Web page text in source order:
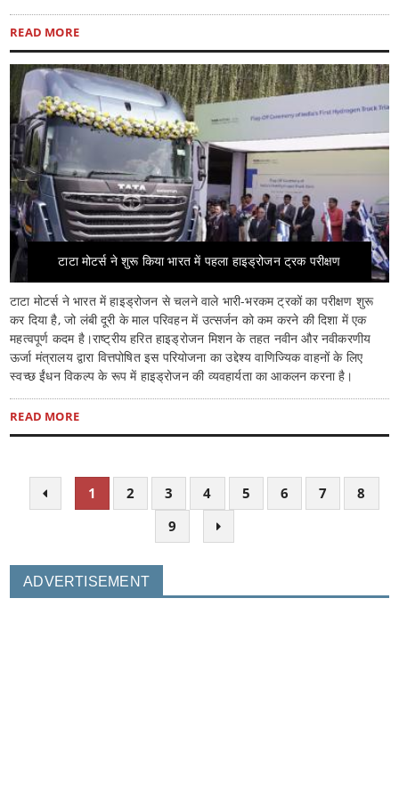
READ MORE
टाटा मोटर्स ने शुरू किया भारत में पहला हाइड्रोजन ट्रक परीक्षण
टाटा मोटर्स ने भारत में हाइड्रोजन से चलने वाले भारी-भरकम ट्रकों का परीक्षण शुरू
कर दिया है, जो लंबी दूरी के माल परिवहन में उत्सर्जन को कम करने की दिशा में एक
महत्वपूर्ण कदम है।राष्ट्रीय हरित हाइड्रोजन मिशन के तहत नवीन और नवीकरणीय
ऊर्जा मंत्रालय द्वारा वित्तपोषित इस परियोजना का उद्देश्य वाणिज्यिक वाहनों के लिए
स्वच्छ ईंधन विकल्प के रूप में हाइड्रोजन की व्यवहार्यता का आकलन करना है।
READ MORE
1 2 3 4 5 6 7
8
9
ADVERTISEMENT